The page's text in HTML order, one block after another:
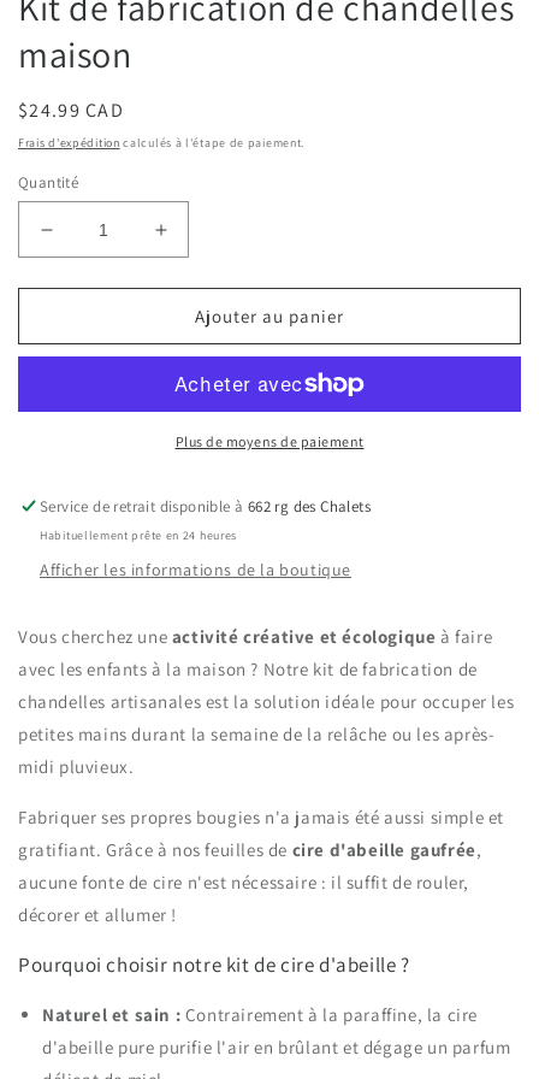
modale
maison
Prix
habituel
$24.99 CAD
Frais d'expédition calculés à l'étape de paiement.
Quantité
Réduire
la
quantité
Kit
de
Augmenter
la
quantité
Kit
fabrication
de
chandelles
Ajouter au panier
Plus de moyens de paiement
Service de retrait disponible à 662 rg des Chalets
Habituellement prête en 24 heures
Afficher les informations de la boutique
Vous cherchez une activité créative et écologique à faire
avec les enfants à la maison ? Notre kit de fabrication de
chandelles artisanales est la solution idéale pour occuper les
petites mains durant la semaine de la relâche ou les après-
midi pluvieux.
Fabriquer ses propres bougies n'a jamais été aussi simple et
gratifiant. Grâce à nos feuilles de cire d'abeille gaufrée,
aucune fonte de cire n'est nécessaire : il suffit de rouler,
décorer et allumer !
Pourquoi choisir notre kit de cire d'abeille ?
Naturel et sain : Contrairement à la paraffine, la cire
d'abeille pure purifie l'air en brûlant et dégage un parfum